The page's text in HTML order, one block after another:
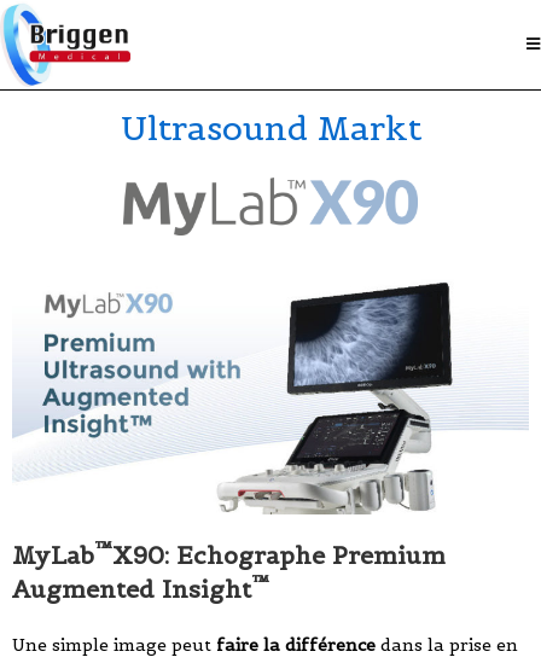
Ultrasound Markt
MyLab™X90: Echographe Premium
Augmented Insight™
Une simple image peut faire la différence dans la prise en